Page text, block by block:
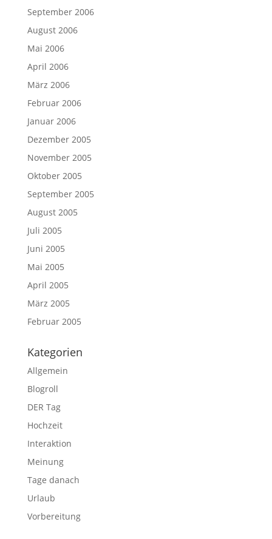
September 2006
August 2006
Mai 2006
April 2006
März 2006
Februar 2006
Januar 2006
Dezember 2005
November 2005
Oktober 2005
September 2005
August 2005
Juli 2005
Juni 2005
Mai 2005
April 2005
März 2005
Februar 2005
Kategorien
Allgemein
Blogroll
DER Tag
Hochzeit
Interaktion
Meinung
Tage danach
Urlaub
Vorbereitung